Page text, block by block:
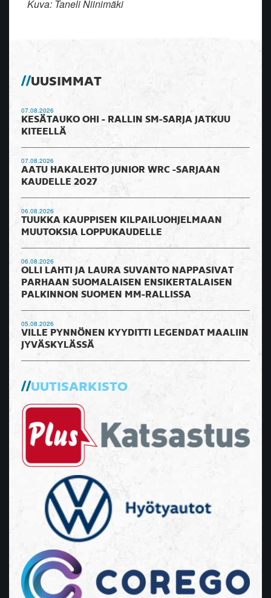
Kuva: Taneli Niinimäki
UUSIMMAT
07.08.2026
KESÄTAUKO OHI - RALLIN SM-SARJA JATKUU
KITEELLÄ
07.08.2026
AATU HAKALEHTO JUNIOR WRC -SARJAAN
KAUDELLE 2027
06.08.2026
TUUKKA KAUPPISEN KILPAILUOHJELMAAN
MUUTOKSIA LOPPUKAUDELLE
06.08.2026
OLLI LAHTI JA LAURA SUVANTO NAPPASIVAT
PARHAAN SUOMALAISEN ENSIKERTALAISEN
PALKINNON SUOMEN MM-RALLISSA
05.08.2026
VILLE PYNNÖNEN KYYDITTI LEGENDAT MAALIIN
JYVÄSKYLÄSSÄ
UUTISARKISTO